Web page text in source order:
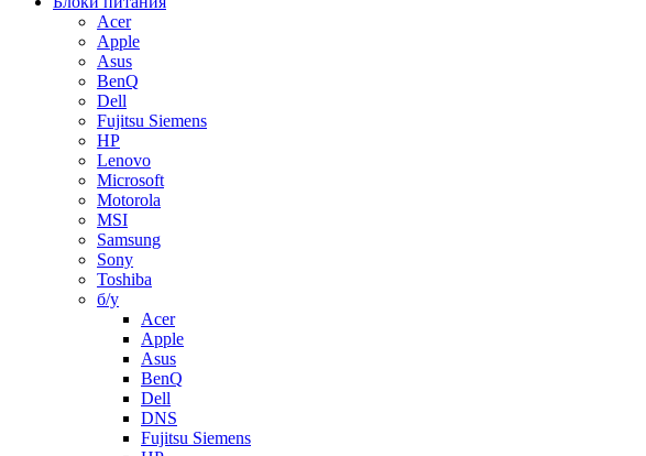
Acer
Apple
Asus
BenQ
Dell
Fujitsu Siemens
HP
Lenovo
Microsoft
Motorola
MSI
Samsung
Sony
Toshiba
б/у
Acer
Apple
Asus
BenQ
Dell
DNS
Fujitsu Siemens